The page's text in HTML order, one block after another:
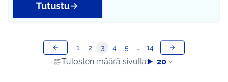
Tutustu
Tulosten määrä sivulla: 20
1 2 3 4 5 … 14